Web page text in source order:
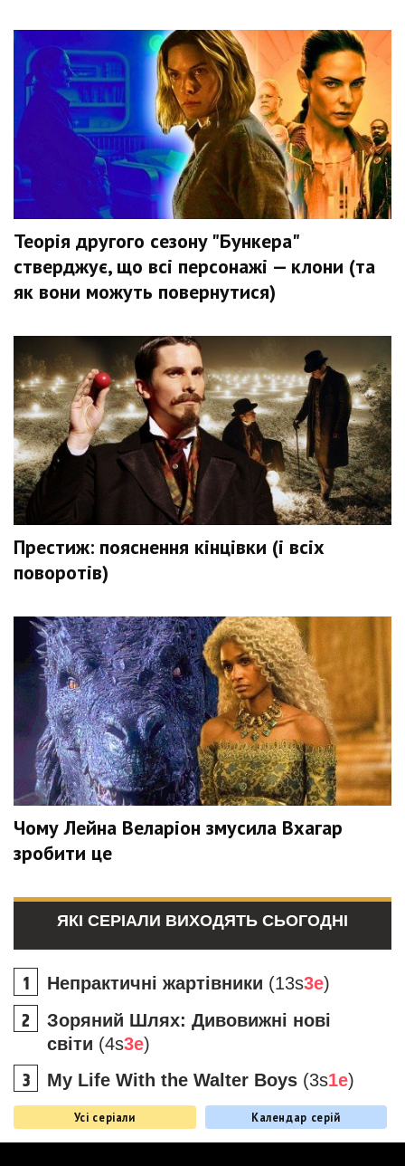
Теорія другого сезону "Бункера"
стверджує, що всі персонажі — клони (та
як вони можуть повернутися)
Престиж: пояснення кінцівки (і всіх
поворотів)
Чому Лейна Веларіон змусила Вхагар
зробити це
ЯКІ СЕРІАЛИ ВИХОДЯТЬ СЬОГОДНІ
Непрактичні жартівники (13s3e)
Зоряний Шлях: Дивовижні нові
світи (4s3e)
My Life With the Walter Boys (3s1e)
Усі серіали Календар серій